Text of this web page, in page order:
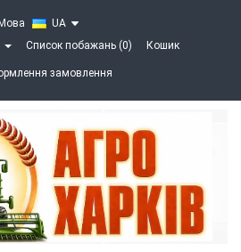
Мова
UA
Список побажань (0) Кошик
замовлення